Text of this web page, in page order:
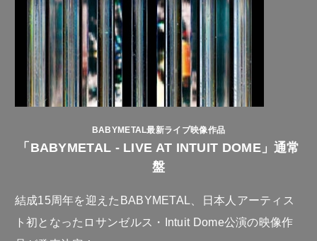
BABYMETAL最新ライブ映像作品
「BABYMETAL - LIVE AT INTUIT DOME」通常
盤
結成15周年を迎えたBABYMETAL、日本人アーティス
ト初となったロサンゼルス・Intuit Dome公演の映像作